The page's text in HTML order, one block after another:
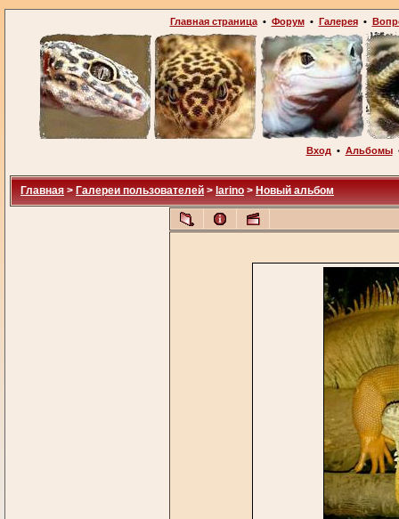
Главная страница• Форум• Галерея•
Вход • Альбомы
Главная > Галереи пользователей > larino > Новый альбом